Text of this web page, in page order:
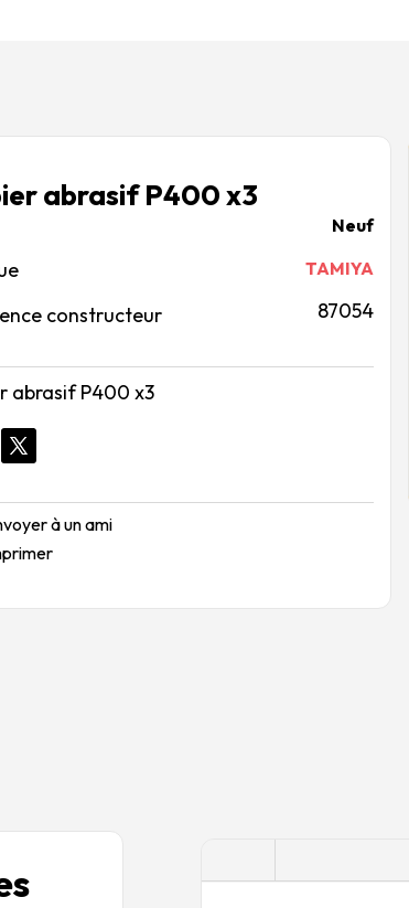
abrasif P400 x3
Neuf
TAMIYA
constructeur 87054
abrasif P400 x3
à un ami